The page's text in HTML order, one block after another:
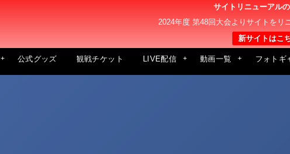
サイトリニューアル
2024年度 第48回大会よりサイトをリ
新サイトはこ
公式グッズ 観戦チケット LIVE配信 動画一覧 フォトギ